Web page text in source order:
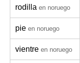
rodilla en noruego
pie en noruego
vientre en noruego